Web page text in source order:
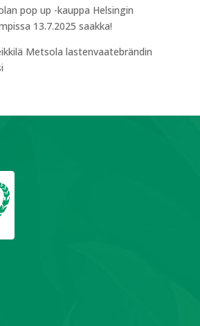
pop up -kauppa Helsingin
13.7.2025 saakka!
Metsola lastenvaatebrändin